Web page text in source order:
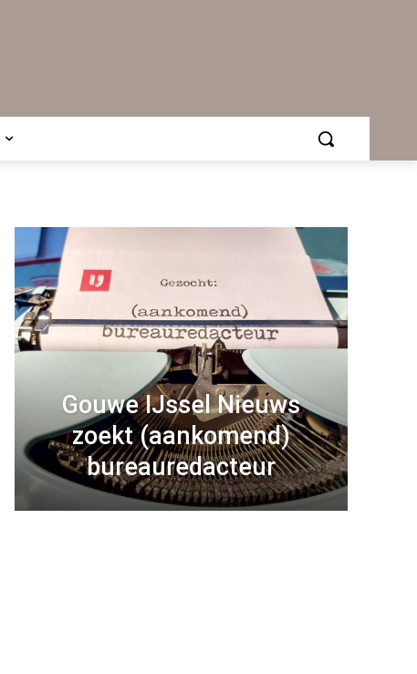
Gouwe IJssel Nieuws
zoekt (aankomend)
bureauredacteur